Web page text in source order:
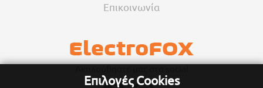
Επικοινωνία
Επιλογές Cookies